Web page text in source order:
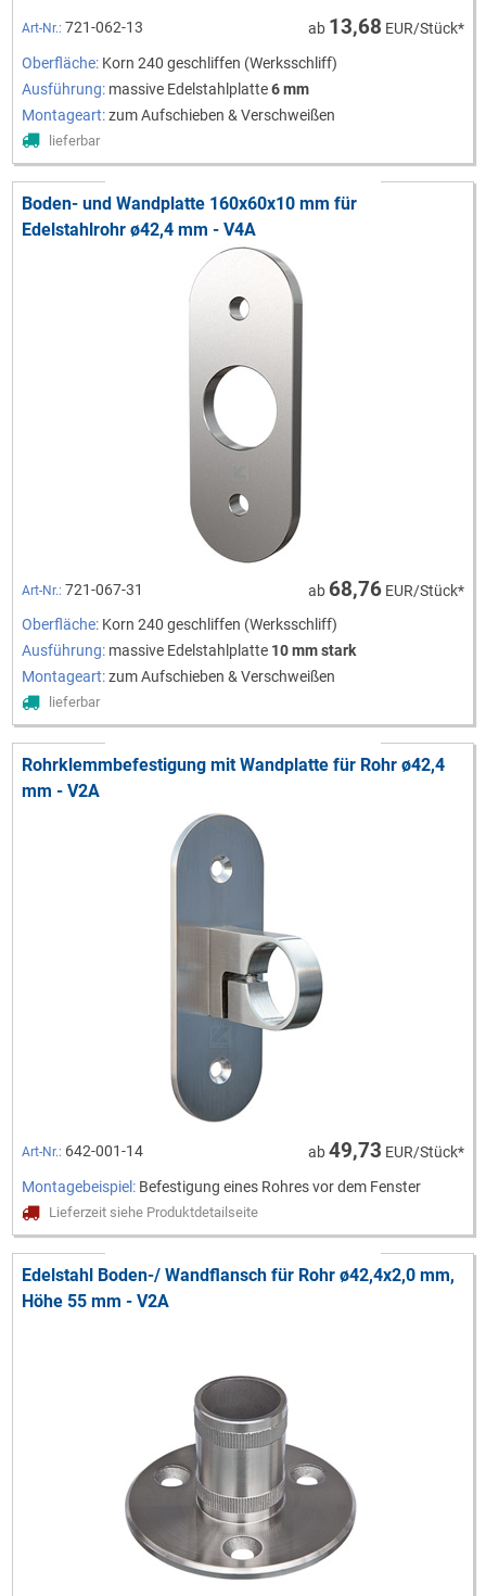
Art-Nr.: 721-062-13 ab 13,68 EUR/Stück*
Oberfläche: Korn 240 geschliffen (Werksschliff)
Ausführung: massive Edelstahlplatte6 mm
Montageart:zum Aufschieben & Verschweißen
lieferbar
Boden- und Wandplatte 160x60x10 mm für
Edelstahlrohr ø42,4 mm - V4A
Art-Nr.: 721-067-31 ab 68,76EUR/Stück*
Oberfläche: Korn 240 geschliffen (Werksschliff)
Ausführung: massive Edelstahlplatte 10 mm stark
Montageart:zum Aufschieben & Verschweißen
lieferbar
Rohrklemmbefestigung mit Wandplatte für Rohr ø42,4
mm - V2A
Art-Nr.: 642-001-14 ab49,73 EUR/Stück*
Montagebeispiel: Befestigung eines Rohres vor dem Fenster
Lieferzeit siehe Produktdetailseite
Edelstahl Boden-/ Wandflansch für Rohr ø42,4x2,0 mm,
Höhe 55 mm - V2A